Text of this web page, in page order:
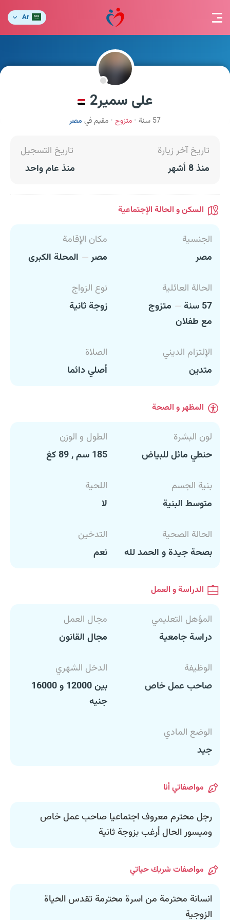
Ar
على سمير2
57 سنة متزوج مقيم في مصر
تاريخ آخر زيارة
منذ 8 أشهر
تاريخ التسجيل
منذ عام واحد
السكن و الحالة الإجتماعية
الجنسية
مصر
مكان الإقامة
مصر
المحلة الكبرى
الحالة العائلية
57 سنة
متزوج
مع طفلان
نوع الزواج
زوجة ثانية
الإلتزام الديني
متدين
الصلاة
أصلي دائما
المظهر و الصحة
لون البشرة
حنطي مائل للبياض
الطول و الوزن
185 سم , 89 كغ
بنية الجسم
متوسط البنية
اللحية
لا
الحالة الصحية
بصحة جيدة و الحمد لله
التدخين
نعم
الدراسة و العمل
المؤهل التعليمي
دراسة جامعية
مجال العمل
مجال القانون
الوظيفة
صاحب عمل خاص
الدخل الشهري
بين 12000 و 16000
جنيه
الوضع المادي
جيد
مواصفاتي أنا
رجل محترم معروف اجتماعيا صاحب عمل خاص
وميسور الحال أرغب بزوجة ثانية
مواصفات شريك حياتي
انسانة محترمة من اسرة محترمة تقدس الحياة
الزوجية